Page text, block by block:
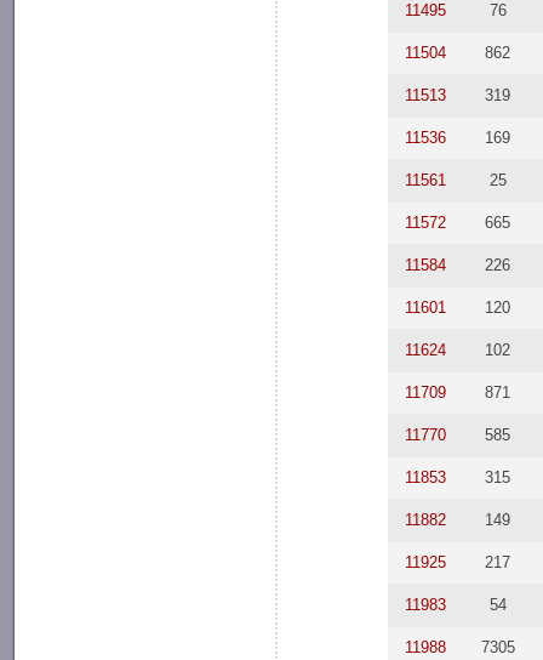
11495 76
11504 862
11513 319
11536 169
11561 25
11572 665
11584 226
11601 120
11624 102
11709 871
11770 585
11853 315
11882 149
11925 217
11983 54
11988 7305